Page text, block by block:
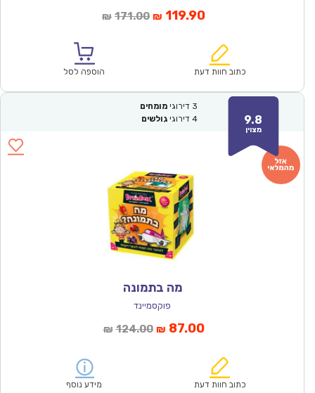
₪ 171.00המחיר
₪171.00.
₪ 119.90המחיר
הוא:
כתוב חוות דעת הוספה לסל
9.8
מצוין
3 דירוגי מומחים
4 דירוגי גולשים
מה בתמונה
פוקסמיינד
₪ 124.00המחיר
₪124.00.
₪ 87.00המחיר
הוא:
כתוב חוות דעת מידע נוסף